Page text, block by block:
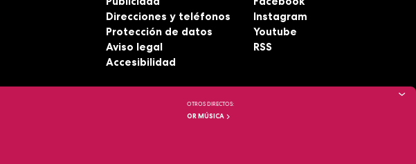
Direcciones y teléfonos
Protección de datos
Aviso legal
Accesibilidad
Instagram
Youtube
RSS
OTROS DIRECTOS:
OR MÚSICA